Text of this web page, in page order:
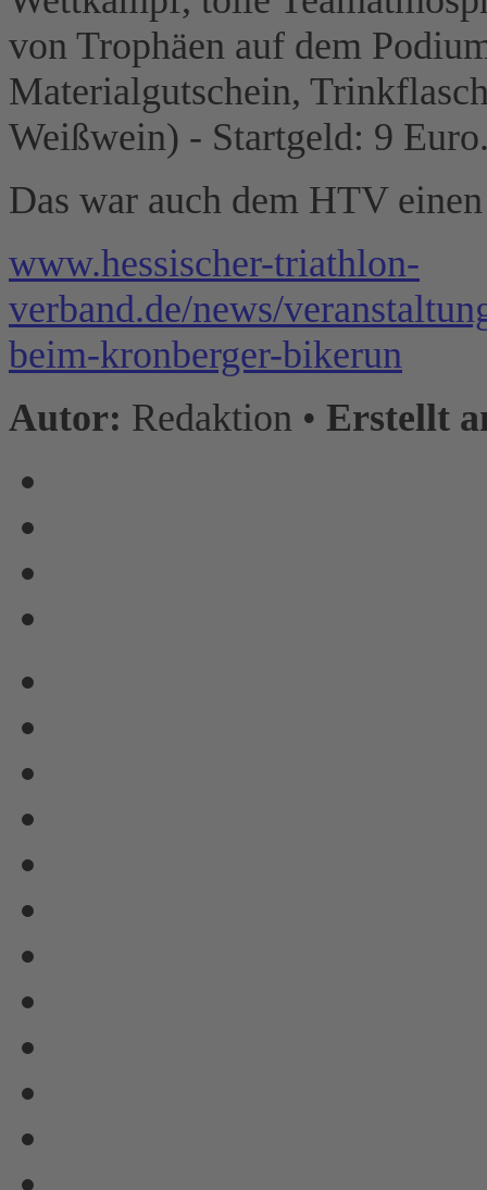
von Trophäen auf dem
Materialgutschein,
Weißwein) - Startgeld: 9
Das war auch dem HTV
www.hessischer-triathlon-
verband.de/news/
beim-kronberger-bikerun
Autor: Redaktion • Erstellt